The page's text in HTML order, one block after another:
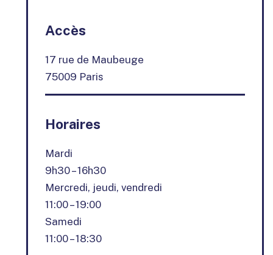
−
Accès
17 rue de Maubeuge
75009 Paris
Horaires
Mardi
9h30 – 16h30
Mercredi, jeudi, vendredi
11:00 – 19:00
Samedi
11:00 – 18:30